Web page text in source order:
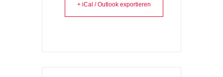
+ iCal / Outlook exportieren